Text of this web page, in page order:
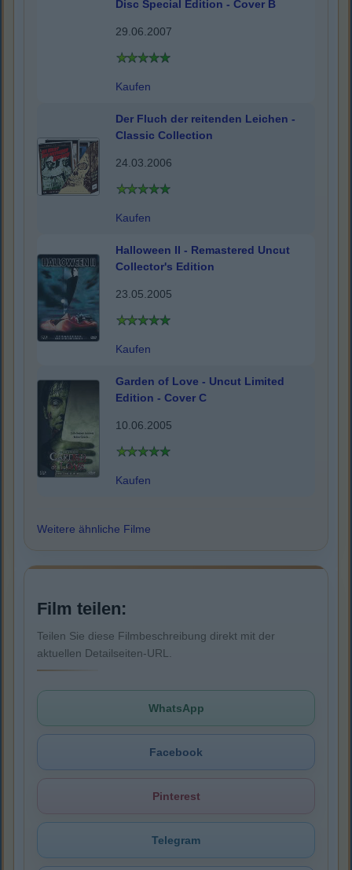
Disc Special Edition - Cover B
29.06.2007
Kaufen
Der Fluch der reitenden Leichen -
Classic Collection
24.03.2006
Kaufen
Halloween II - Remastered Uncut
Collector's Edition
23.05.2005
Kaufen
Garden of Love - Uncut Limited
Edition - Cover C
10.06.2005
Kaufen
Weitere ähnliche Filme
Film teilen:
Teilen Sie diese Filmbeschreibung direkt mit der
aktuellen Detailseiten-URL.
WhatsApp
Facebook
Pinterest
Telegram